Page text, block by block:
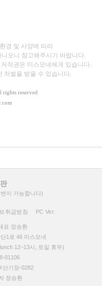
경 및 사양에 따라
오니 참고해주시기 바랍니다.
작권은 미스모네에게 있습니다.
처벌을 받을 수 있습니다.
reserved
이 가능합니다)
취급방침 PC Ver.
표 정승환
1로 46 미스모네
12~13시, 토일 휴무)
01106
산기장-0282
정승환